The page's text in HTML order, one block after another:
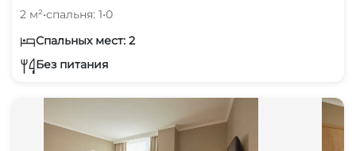
2 м²•спальня: 1•0
Спальных мест: 2
Без питания